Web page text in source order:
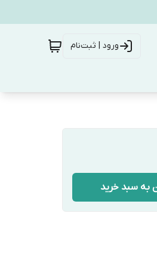
ورود | ثبت‌نام
به سبد خرید